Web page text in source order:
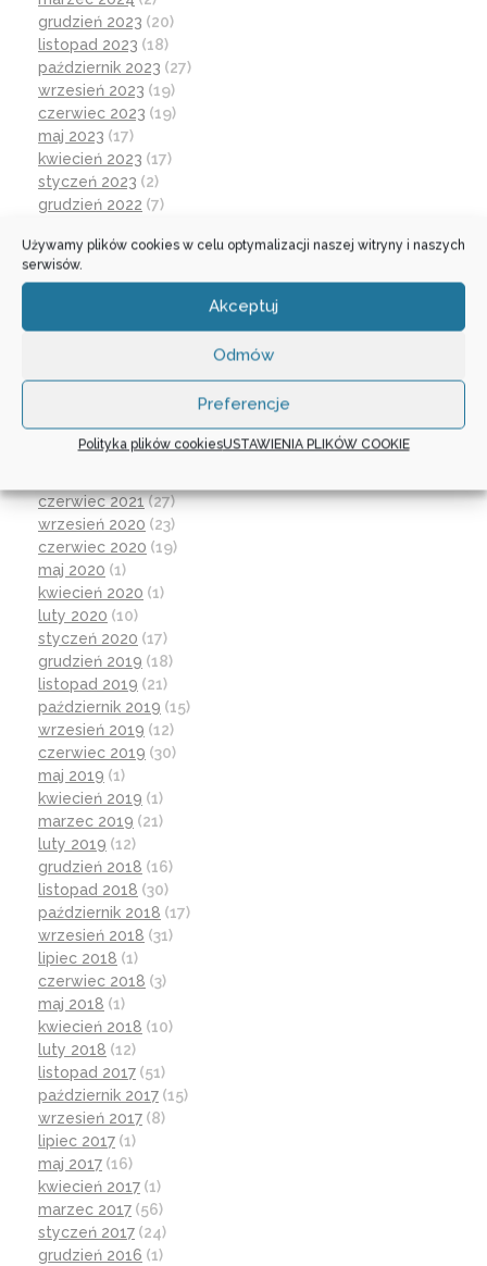
Używamy plików cookies w celu optymalizacji naszej witryny i naszych
serwisów.
Akceptuj
Odmów
Preferencje
Polityka plików cookiesUSTAWIENIA PLIKÓW COOKIE
grudzień 2023 (20)
listopad 2023 (18)
październik 2023 (27)
wrzesień 2023 (19)
czerwiec 2023 (19)
maj 2023 (17)
kwiecień 2023 (17)
styczeń 2023 (2)
grudzień 2022 (7)
październik 2022(25)
wrzesień 2022
marzec 2022(16)
wrzesień 2021(28)
sierpień 2021(4)
czerwiec 2021(27)
wrzesień 2020 (23)
czerwiec 2020 (19)
maj 2020 (1)
kwiecień 2020 (1)
luty 2020 (10)
styczeń 2020 (17)
grudzień 2019 (18)
listopad 2019 (21)
październik 2019 (15)
wrzesień 2019 (12)
czerwiec 2019 (30)
maj 2019 (1)
kwiecień 2019 (1)
marzec 2019 (21)
luty 2019 (12)
grudzień 2018 (16)
listopad 2018 (30)
październik 2018 (17)
wrzesień 2018 (31)
lipiec 2018 (1)
czerwiec 2018 (3)
maj 2018 (1)
kwiecień 2018 (10)
luty 2018 (12)
listopad 2017 (51)
październik 2017 (15)
wrzesień 2017 (8)
lipiec 2017 (1)
maj 2017 (16)
kwiecień 2017 (1)
marzec 2017 (56)
styczeń 2017 (24)
grudzień 2016 (1)